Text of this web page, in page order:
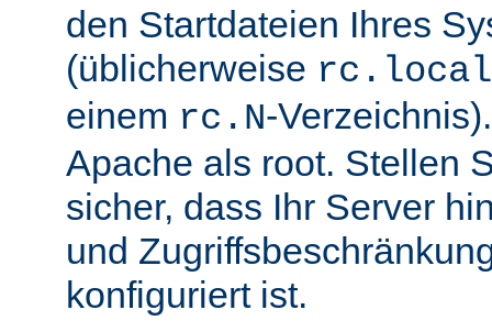
den Startdateien Ihres
(üblicherweise rc.local
einem rc.N-
Apache als root. Stellen
sicher, dass Ihr Server
und
konfiguriert ist.